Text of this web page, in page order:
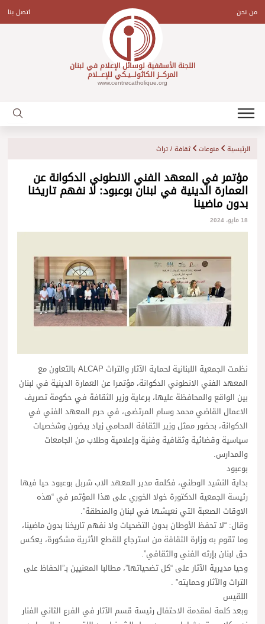
contentمن نحن اتصل بنا
اللجنة الأسقفية لوسائل الإعلام في لبنان
المركـــز الكاثولـــيـكي للإعـــلام
www.centrecatholique.org
الرئيسية منوعات ثقافة / تراث
مؤتمر في المعهد الفني الانطوني الدكوانة عن
العمارة الدينية في لبنان بوعبود: لا نفهم تاريخنا
بدون ماضينا
18 مايو، 2024
نظمت الجمعية اللبنانية لحماية الآثار والتراث ALCAP بالتعاون مع
المعهد الفني الانطوني الدكوانة، مؤتمرا عن العمارة الدينية في لبنان
بين الواقع والمحافظة عليها، برعاية وزير الثقافة في حكومة تصريف
الاعمال القاضي محمد وسام المرتضى، في حرم المعهد الفني في
الدكوانة، بحضور ممثل وزير الثقافة المحامي زياد بيضون وشخصيات
سياسية وقضائية وثقافية وفنية وإعلامية وطلاب من الجامعات
والمدارس.
بوعبود
بداية النشيد الوطني، فكلمة مدير المعهد الاب شربل بوعبود حيا فيها
رئيسة الجمعية الدكتورة خولا الخوري على هذا المؤتمر في “هذه
الاوقات الصعبة التي نعيشها في لبنان والمنطقة”.
وقال: “لا تحفظ الأوطان بدون التضحيات ولا نفهم تاريخنا بدون ماضينا،
وما تقوم به وزارة الثقافة من استرجاع للقطع الأثرية مشكورة، يعكس
حق لبنان بإرثه الفني والثقافي”.
وحيا مديرية الآثار على “كل تضحياتها”، مطالبا المعنيين بـ”الحفاظ على
التراث والآثار وحمايته” .
اللقيس
وبعد كلمة لمقدمة الاحتفال رئيسة قسم الآثار في الفرع الثاني الفنار